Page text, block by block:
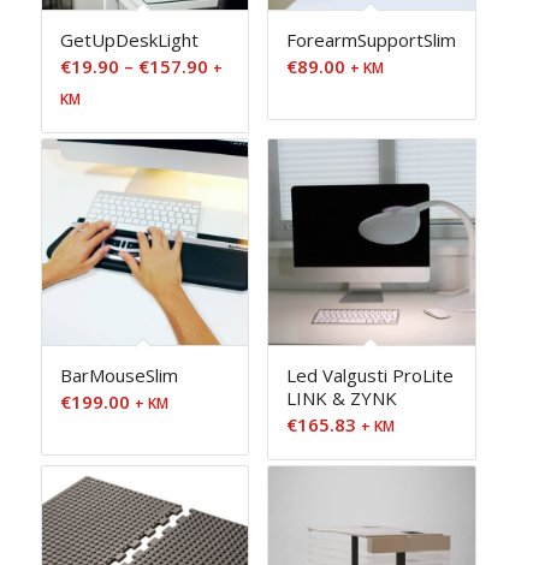
GetUpDeskLight
€19.90 – €157.90Hinnavahemik:
€157.90
+
KM
ForearmSupportSlim
€89.00 + KM
BarMouseSlim
€199.00 + KM
Led Valgusti ProLite
LINK & ZYNK
€165.83 + KM